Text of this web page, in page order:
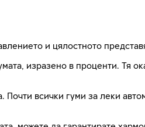
и цялостното
изразено в проценти. Тя
Почти всички гуми за леки